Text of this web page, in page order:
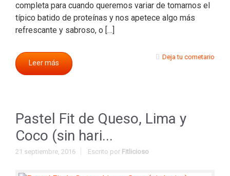
completa para cuando queremos variar de tomarnos el
típico batido de proteínas y nos apetece algo más
refrescante y sabroso, o […]
Leer más
Deja tu cometario
Pastel Fit de Queso, Lima y
Coco (sin hari...
21 septiembre, 2016 Escrito por Fitlicioso